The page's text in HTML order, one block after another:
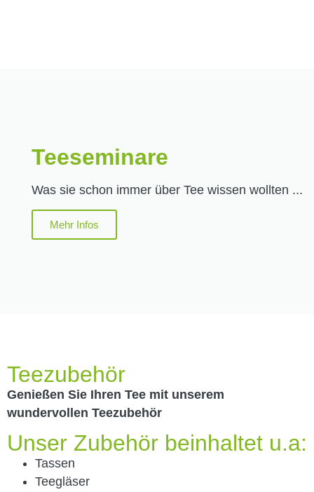
Teeseminare
Was sie schon immer über Tee wissen wollten ...
Mehr Infos
Teezubehör
Genießen Sie Ihren Tee mit unserem
wundervollen Teezubehör
Unser Zubehör beinhaltet u.a:
Tassen
Teegläser